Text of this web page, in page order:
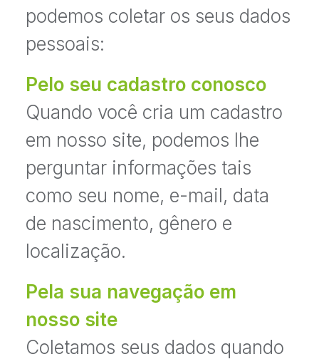
podemos coletar os seus dados
pessoais:
Pelo seu cadastro conosco
Quando você cria um cadastro
em nosso site, podemos lhe
perguntar informações tais
como seu nome, e-mail, data
de nascimento, gênero e
localização.
Pela sua navegação em
nosso site
Coletamos seus dados quando